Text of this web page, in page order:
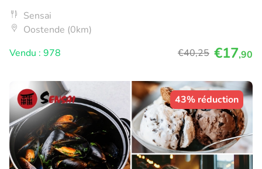
Sensai
Oostende (0km)
Vendu : 978
€40,25 €17,90
43% réduction